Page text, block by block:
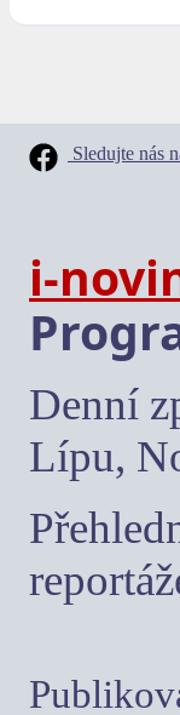
Sledujte nás
i-
Denní
Lípu,